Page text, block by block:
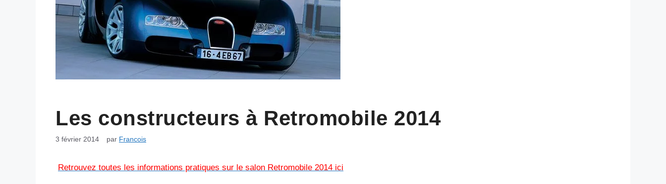
Les constructeurs à Retromobile 2014
3 février 2014 par Francois
Retrouvez toutes les informations pratiques sur le salon Retromobile 2014 ici